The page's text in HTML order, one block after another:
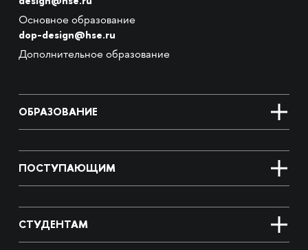
Основное образование
dop-design@hse.ru
Дополнительное образование
ОБРАЗОВАНИЕ
ПОСТУПАЮЩИМ
СТУДЕНТАМ